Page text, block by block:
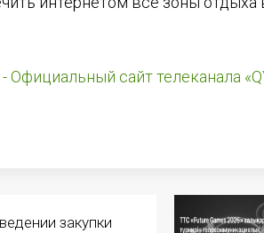
сайт телеканала
закупки